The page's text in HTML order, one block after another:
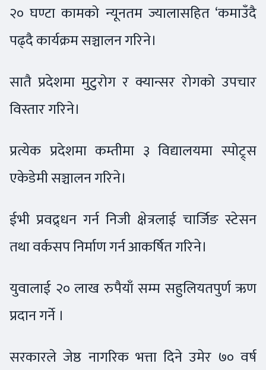
२० घण्टा कामको न्यूनतम ज्यालासहित ‘कमाउँदै
पढ्दै कार्यक्रम सञ्चालन गरिने।
सातै प्रदेशमा मुटुरोग र क्यान्सर रोगको उपचार
विस्तार गरिने।
प्रत्येक प्रदेशमा कम्तीमा ३ विद्यालयमा स्पोट्र्स
एकेडेमी सञ्चालन गरिने।
ईभी प्रवद्र्धन गर्न निजी क्षेत्रलाई चार्जिङ स्टेसन
तथा वर्कसप निर्माण गर्न आकर्षित गरिने।
युवालाई २० लाख रुपैयाँ सम्म सहुलियतपुर्ण ऋण
प्रदान गर्ने ।
सरकारले जेष्ठ नागरिक भत्ता दिने उमेर ७० वर्ष